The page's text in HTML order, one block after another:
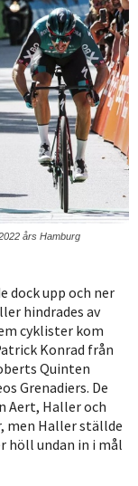
års Hamburg
dock upp och ner
hindrades av
cyklister kom
Konrad från
Quinten
Grenadiers. De
Aert, Haller och
men Haller ställde
höll undan in i mål